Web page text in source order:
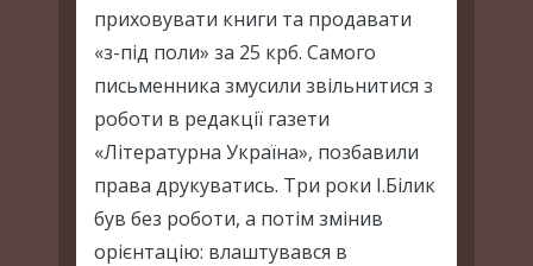
приховувати книги та продавати
«з-під поли» за 25 крб. Самого
письменника змусили звільнитися з
роботи в редакції газети
«Літературна Україна», позбавили
права друкуватись. Три роки І.Білик
був без роботи, а потім змінив
орієнтацію: влаштувався в